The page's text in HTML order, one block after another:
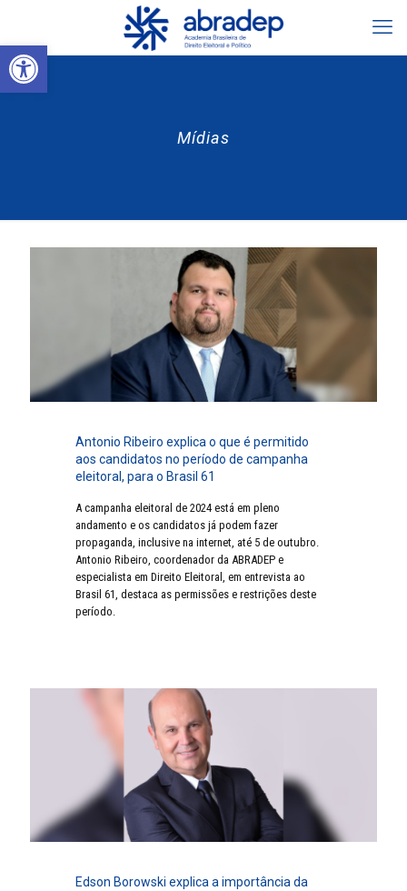
Abrir a barra de ferramentas
Mídias
Antonio Ribeiro explica o que é permitido
aos candidatos no período de campanha
eleitoral, para o Brasil 61
A campanha eleitoral de 2024 está em pleno
andamento e os candidatos já podem fazer
propaganda, inclusive na internet, até 5 de outubro.
Antonio Ribeiro, coordenador da ABRADEP e
especialista em Direito Eleitoral, em entrevista ao
Brasil 61, destaca as permissões e restrições deste
período.
Edson Borowski explica a importância da